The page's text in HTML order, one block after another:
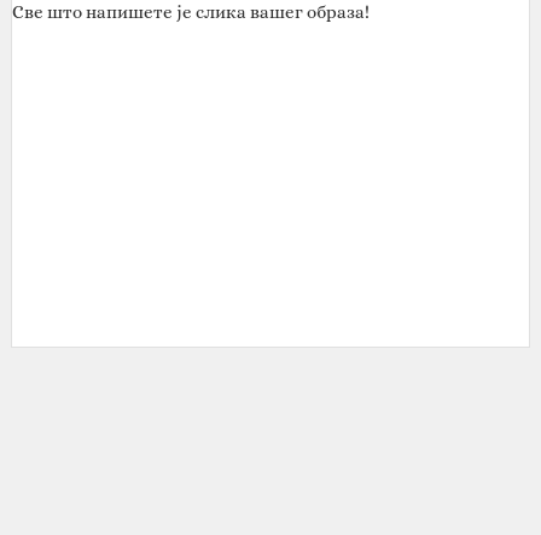
Све што напишете је слика вашег образа!